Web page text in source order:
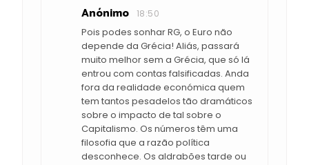
Anónimo 18:50
Pois podes sonhar RG, o Euro não
depende da Grécia! Aliás, passará
muito melhor sem a Grécia, que só lá
entrou com contas falsificadas. Anda
fora da realidade económica quem
tem tantos pesadelos tão dramáticos
sobre o impacto de tal sobre o
Capitalismo. Os números têm uma
filosofia que a razão política
desconhece. Os aldrabões tarde ou